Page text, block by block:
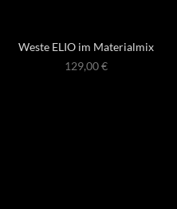
Weste ELIO im Materialmix
129,00€